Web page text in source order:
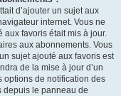
d’ajouter un sujet aux
internet. Vous ne
aux favoris était mis à jour.
aux abonnements. Vous
sujet ajouté aux favoris est
de la mise à jour d’un
options de notification des
depuis le panneau de